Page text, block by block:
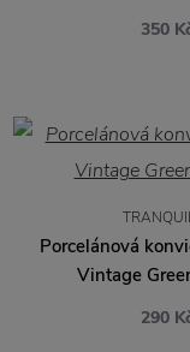
350
Porcelánová
Vintage
290